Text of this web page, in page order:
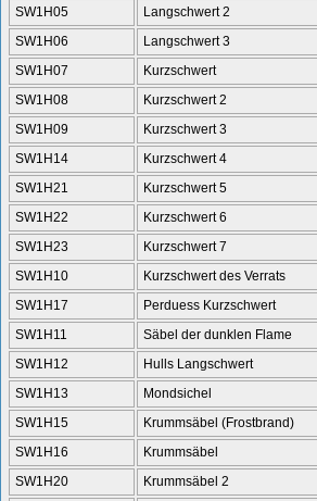
SW1H05
Langschwert 2
SW1H06
Langschwert 3
SW1H07
Kurzschwert
SW1H08
Kurzschwert 2
SW1H09
Kurzschwert 3
SW1H14
Kurzschwert 4
SW1H21
Kurzschwert 5
SW1H22
Kurzschwert 6
SW1H23
Kurzschwert 7
SW1H10
Kurzschwert des Verrats
SW1H17
Perduess Kurzschwert
SW1H11
Säbel der dunklen Flame
SW1H12
Hulls Langschwert
SW1H13
Mondsichel
SW1H15
Krummsäbel (Frostbrand)
SW1H16
Krummsäbel
SW1H20
Krummsäbel 2